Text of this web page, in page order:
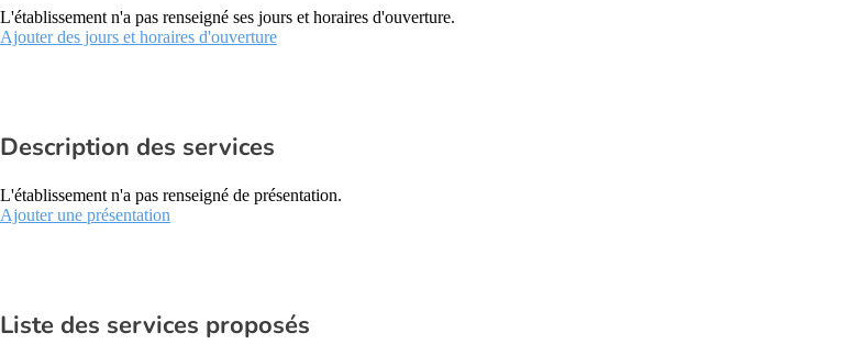
L'établissement n'a pas renseigné ses jours et horaires d'ouverture.
Ajouter des jours et horaires d'ouverture
Description des services
L'établissement n'a pas renseigné de présentation.
Ajouter une présentation
Liste des services proposés